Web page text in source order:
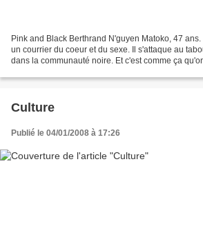
Pink and Black Berthrand N'guyen Matoko, 47
un courrier du coeur et du sexe. Il s'attaque au
dans la communauté noire. Et c'est comme ça
Culture
Publié le 04/01/2008 à 17:26